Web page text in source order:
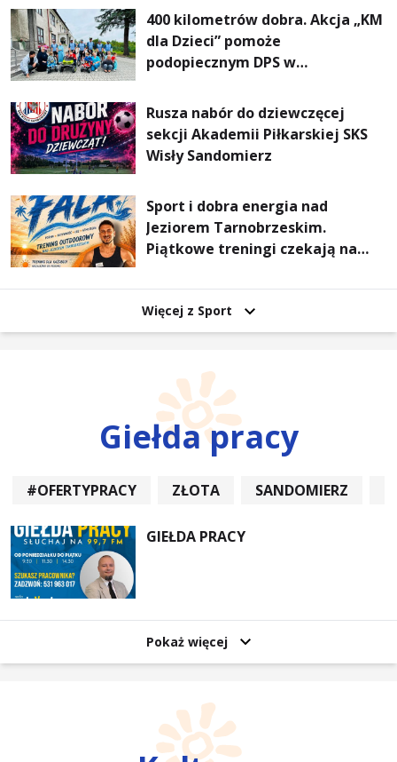
Pieszym „Tam Gdzie Pieprz
Rośnie”
400 kilometrów dobra. Akcja „KM
dla Dzieci” pomoże
podopiecznym DPS w
Rusza nabór do dziewczęcej
sekcji Akademii Piłkarskiej SKS
Wisły Sandomierz
Sport i dobra energia nad
Jeziorem Tarnobrzeskim.
Piątkowe treningi czekają na
Więcej z Sport
Giełda pracy
#OFERTYPRACY ZŁOTA SANDOMIERZ
GIEŁDA PRACY
Pokaż więcej